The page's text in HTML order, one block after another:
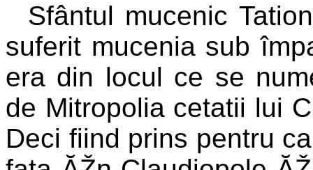
Sfântul mucenic
suferit mucenia sub
era din locul ce se
de Mitropolia cetatii lui
Deci fiind prins pentru